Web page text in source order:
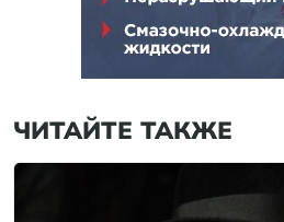
ЧИТАЙТЕ ТАКЖЕ